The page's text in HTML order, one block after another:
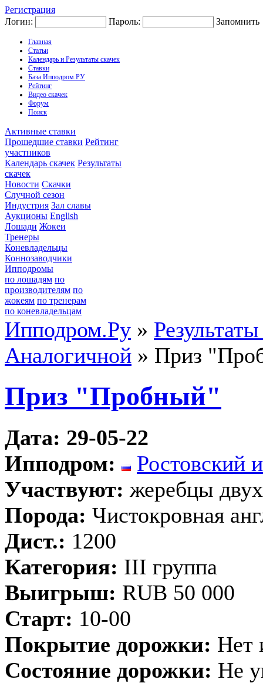
Регистрация
Логин:
Пароль: Запомнить
Главная
Статьи
Календарь и Результаты скачек
Ставки
База Ипподром.РУ
Рейтинг
Видео скачек
Форум
Поиск
Активные ставки
Прошедшие ставки Рейтинг
участников
Календарь скачек Результаты
скачек
Новости Скачки
Случной сезон
Индустрия Зал славы
Аукционы English
Лошади Жокеи
Тренеры
Коневладельцы
Коннозаводчики
Ипподромы
по лошадям по
производителям по
жокеям по тренерам
по коневладельцам
Ипподром.Ру »
Аналогичной » Приз
Приз "Пробный"
Дата: 29-05-22
Ипподром:
Ростовский
Участвуют: жеребцы
Порода: Чистокровная
Дист.: 1200
Категория: III группа
Выигрыш: RUB 50 000
Старт: 10-00
Покрытие дорожки: Нет
Состояние дорожки: Не